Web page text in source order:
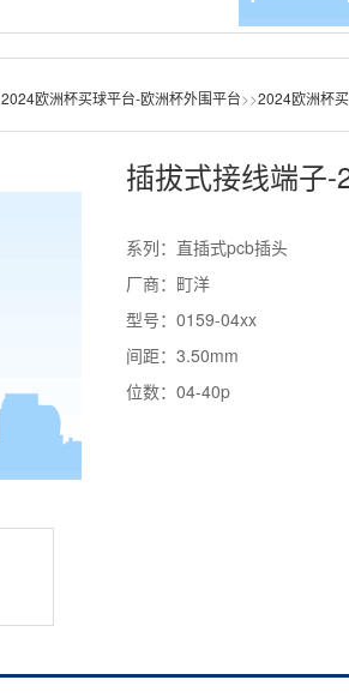
2024欧洲杯买球平台-欧洲杯外围平台>>2024欧洲杯
插拔式接线端子-
系列：直插式pcb插头
厂商：町洋
型号：0159-04xx
间距：3.50mm
位数：04-40p